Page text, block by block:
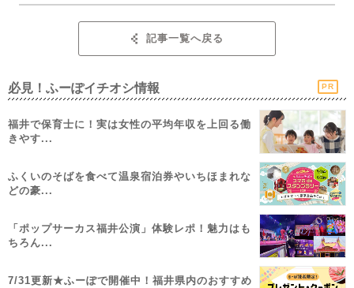
記事一覧へ戻る
必見！ふーぽイチオシ情報 PR
福井で保育士に！実は女性の平均年収を上回る働
きやす...
ふくいのそばを食べて温泉宿泊券やいちほまれな
どの豪...
「ポップサーカス福井公演」体験レポ！魅力はも
ちろん...
7/31更新★ふーぽで開催中！福井県内のおすすめ